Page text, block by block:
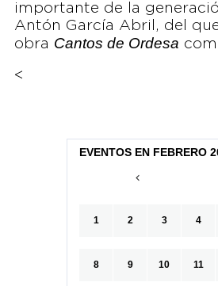
importante de la
Antón García Abril, del
obra Cantos de Ordesa
<
EVENTOS EN FEBRERO
1 2 3 4
8 9 10 11